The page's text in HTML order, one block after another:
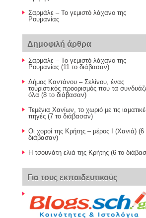
Σαρμάλε – Το γεμιστό λάχανο της
Ρουμανίας
Δημοφιλή άρθρα
Σαρμάλε – Το γεμιστό λάχανο της
Ρουμανίας (11 το διάβασαν)
Δήμος Καντάνου – Σελίνου, ένας
τουριστικός προορισμός που τα
όλα (8 το διάβασαν)
Τεμένια Χανίων, το χωριό με τις
πηγές (7 το διάβασαν)
Οι χοροί της Κρήτης – μέρος Ι (Χανιά) (6
διάβασαν)
Η τσουνάτη ελιά της Κρήτης (6 το
Για τους εκπαιδευτικούς